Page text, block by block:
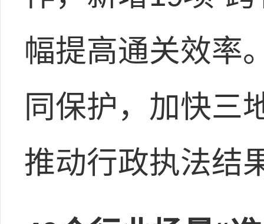
幅提高通关效率
同保护，加快三
推动行政执法结